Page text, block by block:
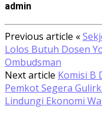
admin
Previous article «
Lolos Butuh Dosen
Ombudsman
Next article Komisi B
Pemkot Segera
Lindungi Ekonomi